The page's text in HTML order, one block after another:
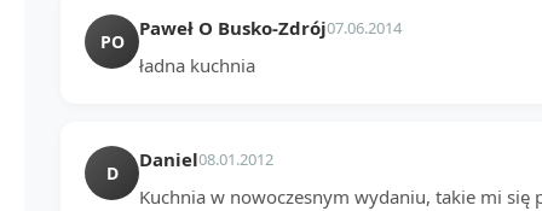
PO
Paweł O Busko-Zdrój07.06.2014
ładna kuchnia
D
Daniel08.01.2012
Kuchnia w nowoczesnym wydaniu, takie mi się